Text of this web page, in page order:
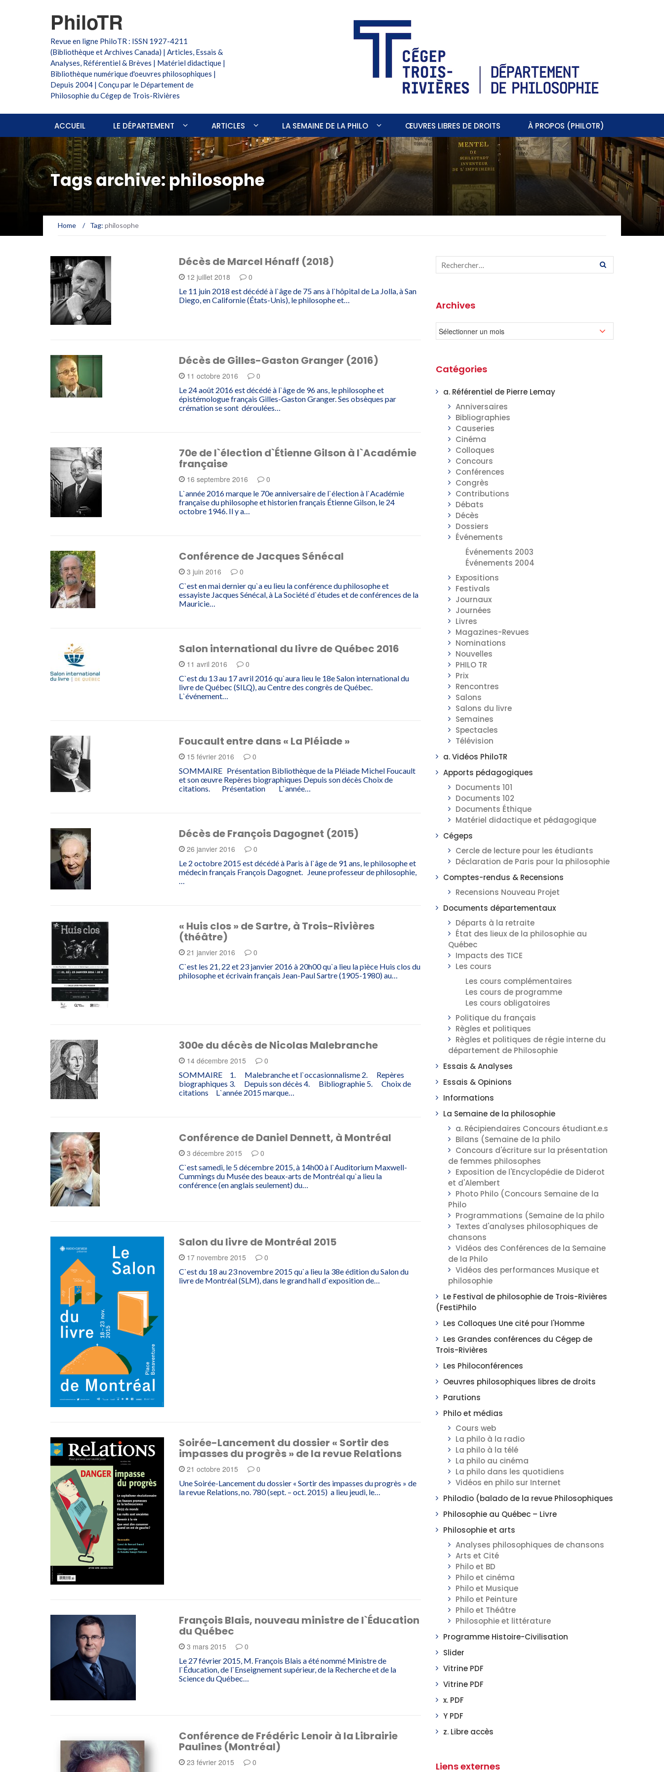
PhiloTR
Revue en ligne PhiloTR : ISSN 1927-4211
(Bibliothèque et Archives Canada) | Articles, Essais &
Analyses, Référentiel & Brèves | Matériel didactique |
Bibliothèque numérique d'oeuvres philosophiques |
Depuis 2004 | Conçu par le Département de
Philosophie du Cégep de Trois-Rivières
ACCUEIL LE DÉPARTEMENT ARTICLES LA SEMAINE DE LA PHILO ŒUVRES LIBRES DE DROITS À PROPOS (PHILOTR)
Tags archive: philosophe
Home / Tag: philosophe
Décès de Marcel Hénaff (2018)
12 juillet 2018 0
Le 11 juin 2018 est décédé à l`âge de 75 ans à l`hôpital de La Jolla, à San
Diego, en Californie (États-Unis), le philosophe et…
Décès de Gilles-Gaston Granger (2016)
11 octobre 2016 0
Le 24 août 2016 est décédé à l`âge de 96 ans, le philosophe et
épistémologue français Gilles-Gaston Granger. Ses obsèques par
crémation se sont déroulées…
70e de l`élection d`Étienne Gilson à l`Académie
française
16 septembre 2016 0
L`année 2016 marque le 70e anniversaire de l`élection à l`Académie
française du philosophe et historien français Étienne Gilson, le 24
octobre 1946. Il y a…
Conférence de Jacques Sénécal
3 juin 2016 0
C`est en mai dernier qu`a eu lieu la conférence du philosophe et
essayiste Jacques Sénécal, à La Société d`études et de conférences de la
Mauricie…
Salon international du livre de Québec 2016
11 avril 2016 0
C`est du 13 au 17 avril 2016 qu`aura lieu le 18e Salon international du
livre de Québec (SILQ), au Centre des congrès de Québec.
L`événement…
Foucault entre dans « La Pléiade »
15 février 2016 0
SOMMAIRE Présentation Bibliothèque de la Pléiade Michel Foucault
et son œuvre Repères biographiques Depuis son décès Choix de
citations. Présentation L`année…
Décès de François Dagognet (2015)
26 janvier 2016 0
Le 2 octobre 2015 est décédé à Paris à l`âge de 91 ans, le philosophe et
médecin français François Dagognet. Jeune professeur de philosophie,
…
« Huis clos » de Sartre, à Trois-Rivières
(théâtre)
21 janvier 2016 0
C`est les 21, 22 et 23 janvier 2016 à 20h00 qu`a lieu la pièce Huis clos du
philosophe et écrivain français Jean-Paul Sartre (1905-1980) au…
300e du décès de Nicolas Malebranche
14 décembre 2015 0
SOMMAIRE 1. Malebranche et l`occasionnalisme 2. Repères
biographiques 3. Depuis son décès 4. Bibliographie 5. Choix de
citations L`année 2015 marque…
Conférence de Daniel Dennett, à Montréal
3 décembre 2015 0
C`est samedi, le 5 décembre 2015, à 14h00 à l`Auditorium Maxwell-
Cummings du Musée des beaux-arts de Montréal qu`a lieu la
conférence (en anglais seulement) du…
Salon du livre de Montréal 2015
17 novembre 2015 0
C`est du 18 au 23 novembre 2015 qu`a lieu la 38e édition du Salon du
livre de Montréal (SLM), dans le grand hall d`exposition de…
Soirée-Lancement du dossier « Sortir des
impasses du progrès » de la revue Relations
21 octobre 2015 0
Une Soirée-Lancement du dossier « Sortir des impasses du progrès » de
la revue Relations, no. 780 (sept. – oct. 2015) a lieu jeudi, le…
François Blais, nouveau ministre de l`Éducation
du Québec
3 mars 2015 0
Le 27 février 2015, M. François Blais a été nommé Ministre de
l`Éducation, de l`Enseignement supérieur, de la Recherche et de la
Science du Québec…
Conférence de Frédéric Lenoir à la Librairie
Paulines (Montréal)
23 février 2015 0
Archives
Catégories
a. Référentiel de Pierre Lemay
Anniversaires
Bibliographies
Causeries
Cinéma
Colloques
Concours
Conférences
Congrès
Contributions
Débats
Décès
Dossiers
Événements
Événements 2003
Événements 2004
Expositions
Festivals
Journaux
Journées
Livres
Magazines-Revues
Nominations
Nouvelles
PHILO TR
Prix
Rencontres
Salons
Salons du livre
Semaines
Spectacles
Télévision
a. Vidéos PhiloTR
Apports pédagogiques
Documents 101
Documents 102
Documents Éthique
Matériel didactique et pédagogique
Cégeps
Cercle de lecture pour les étudiants
Déclaration de Paris pour la philosophie
Comptes-rendus & Recensions
Recensions Nouveau Projet
Documents départementaux
Départs à la retraite
État des lieux de la philosophie au
Québec
Impacts des TICE
Les cours
Les cours complémentaires
Les cours de programme
Les cours obligatoires
Politique du français
Règles et politiques
Règles et politiques de régie interne du
département de Philosophie
Essais & Analyses
Essais & Opinions
Informations
La Semaine de la philosophie
a. Récipiendaires Concours étudiant.e.s
Bilans (Semaine de la philo
Concours d'écriture sur la présentation
de femmes philosophes
Exposition de l'Encyclopédie de Diderot
et d'Alembert
Photo Philo (Concours Semaine de la
Philo
Programmations (Semaine de la philo
Textes d'analyses philosophiques de
chansons
Vidéos des Conférences de la Semaine
de la Philo
Vidéos des performances Musique et
philosophie
Le Festival de philosophie de Trois-Rivières
(FestiPhilo
Les Colloques Une cité pour l'Homme
Les Grandes conférences du Cégep de
Trois-Rivières
Les Philoconférences
Oeuvres philosophiques libres de droits
Parutions
Philo et médias
Cours web
La philo à la radio
La philo à la télé
La philo au cinéma
La philo dans les quotidiens
Vidéos en philo sur Internet
Philodio (balado de la revue Philosophiques
Philosophie au Québec – Livre
Philosophie et arts
Analyses philosophiques de chansons
Arts et Cité
Philo et BD
Philo et cinéma
Philo et Musique
Philo et Peinture
Philo et Théâtre
Philosophie et littérature
Programme Histoire-Civilisation
Slider
Vitrine PDF
Vitrine PDF
x. PDF
Y PDF
z. Libre accès
Liens externes